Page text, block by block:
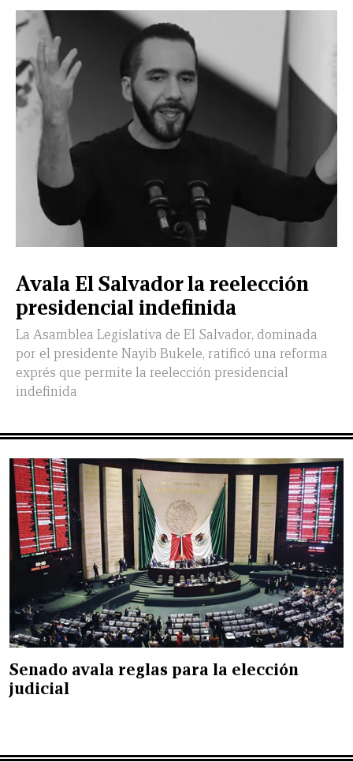
Avala El Salvador la reelección
presidencial indefinida
La Asamblea Legislativa de El Salvador, dominada
por el presidente Nayib Bukele, ratificó una reforma
exprés que permite la reelección presidencial
indefinida
Senado avala reglas para la elección
judicial